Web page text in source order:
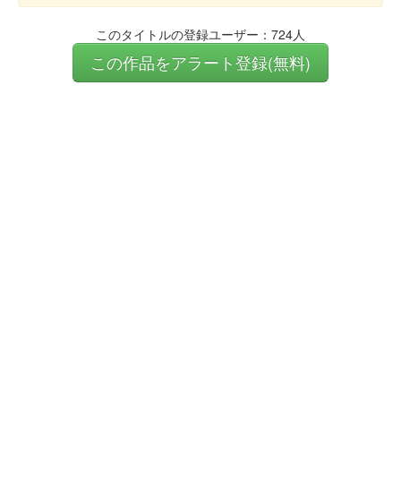
このタイトルの登録ユーザー：724人
この作品をアラート登録(無料)